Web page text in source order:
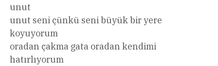
unut
unut seni çünkü seni büyük bir yere
koyuyorum
oradan çakma gata oradan kendimi
hatırlıyorum